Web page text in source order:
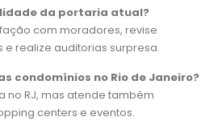
da portaria atual?
com moradores, revise
realize auditorias surpresa.
condomínios no Rio de Janeiro?
no RJ, mas atende também
centers e eventos.